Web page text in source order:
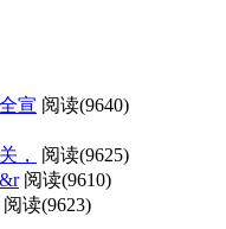
宣 阅读(9640)
，
阅读(9625)
阅读(9610)
阅读(9623)